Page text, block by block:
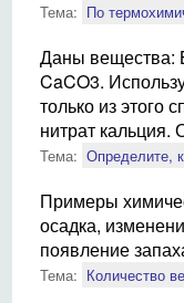
Тема: По
Даны вещества:
CaCO3.
только из этого
нитрат кальция.
Тема: Определите,
Примеры
осадка,
появление
Тема: Количество